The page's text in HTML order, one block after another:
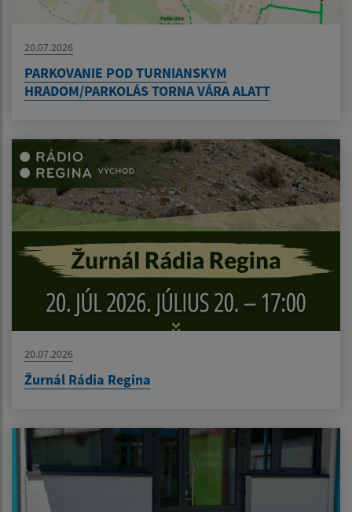
20.07.2026
PARKOVANIE POD TURNIANSKYM
HRADOM/PARKOLÁS TORNA VÁRA ALATT
20.07.2026
Žurnál Rádia Regina